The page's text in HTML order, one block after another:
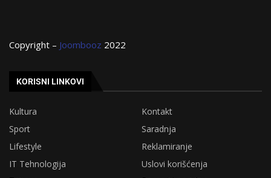
Copyright – Joombooz 2022
KORISNI LINKOVI
Kultura
Kontakt
Sport
Saradnja
Lifestyle
Reklamiranje
IT Tehnologija
Uslovi korišćenja